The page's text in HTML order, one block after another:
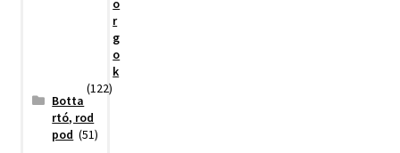
o
r
g
o
k
(122)
Botta
rtó, rod
pod (51)